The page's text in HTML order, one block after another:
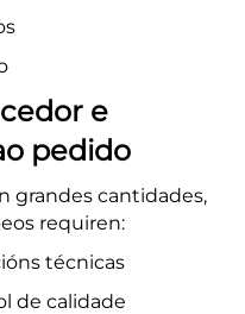
e
pedido
grandes cantidades,
requiren:
técnicas
de calidade